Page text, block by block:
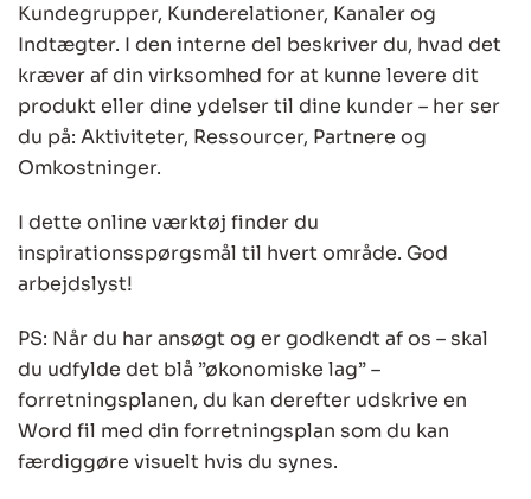
Kundegrupper, Kunderelationer, Kanaler og
Indtægter. I den interne del beskriver du, hvad det
kræver af din virksomhed for at kunne levere dit
produkt eller dine ydelser til dine kunder – her ser
du på: Aktiviteter, Ressourcer, Partnere og
Omkostninger.
I dette online værktøj finder du
inspirationsspørgsmål til hvert område. God
arbejdslyst!
PS: Når du har ansøgt og er godkendt af os – skal
du udfylde det blå ”økonomiske lag” –
forretningsplanen, du kan derefter udskrive en
Word fil med din forretningsplan som du kan
færdiggøre visuelt hvis du synes.